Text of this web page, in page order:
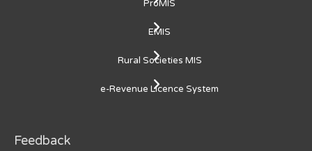
ProMIS
EMIS
Rural Societies MIS
e-Revenue Licence System
Feedback